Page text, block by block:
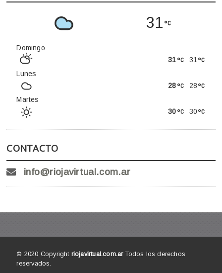
31
Domingo
31
31
Lunes
28
28
Martes
30
30
CONTACTO
info@riojavirtual.com.ar
© 2020 Copyright riojavirtual.com.arTodos los derechos
reservados.